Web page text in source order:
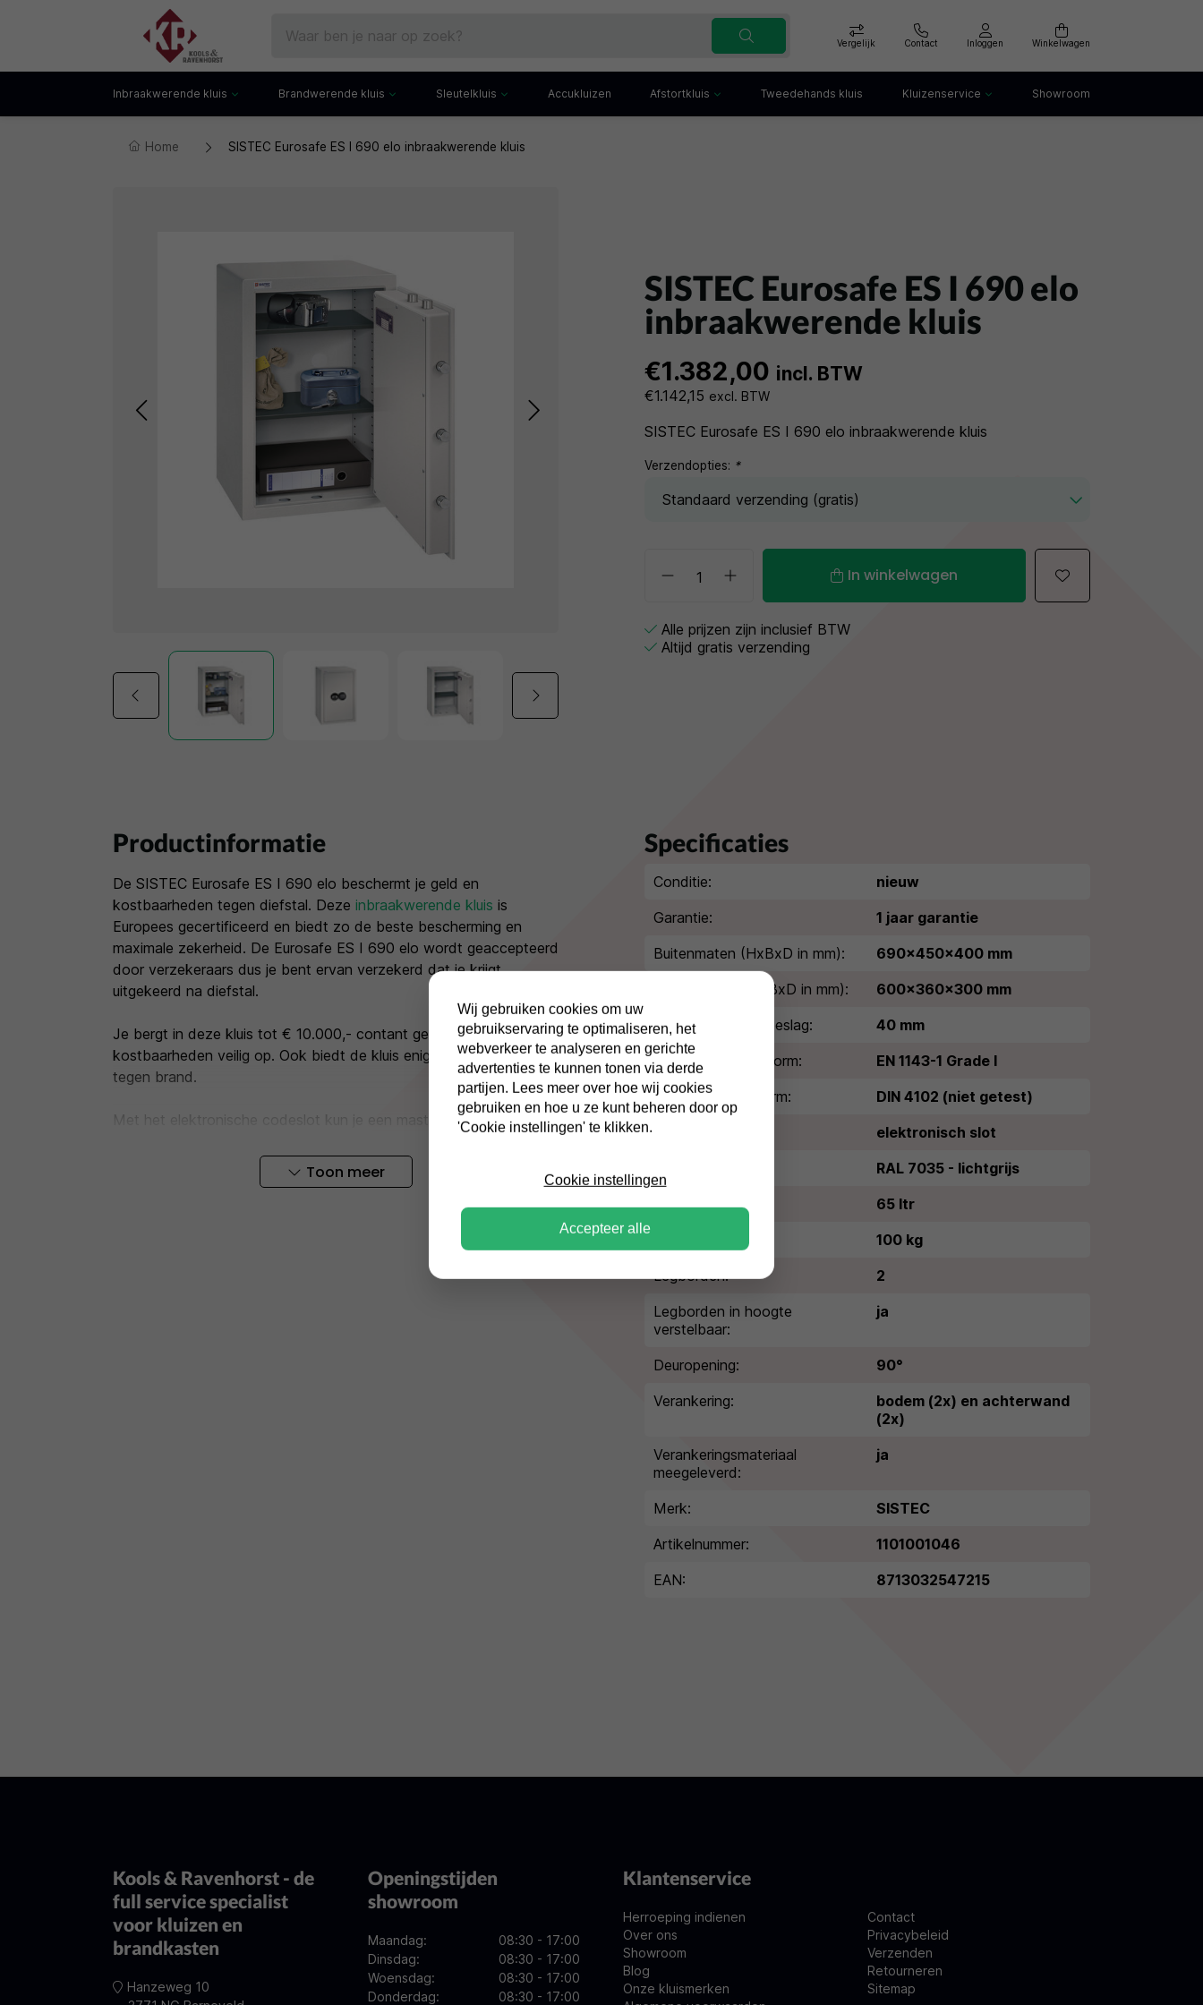
Vergelijk Contact Inloggen Winkelwagen
Inbraakwerende kluis
Gecertificeerde kluis
Brandwerende kluis
Documentenkluis
Sleutelkluis
Inbraakwerende sleutelkluis
Accukluizen Afstortkluis Tweedehands kluis Kluizenservice Showroom
Home SISTEC Eurosafe ES I 690 elo inbraakwerende kluis
SISTEC Eurosafe ES I 690 elo
inbraakwerende kluis
€1.382,00 incl. BTW
€1.142,15 excl. BTW
SISTEC Eurosafe ES I 690 elo inbraakwerende kluis
Verzendopties: *
In winkelwagen
Alle prijzen zijn inclusief BTW
Altijd gratis verzending
Productinformatie
De SISTEC Eurosafe ES I 690 elo beschermt je geld en
kostbaarheden tegen diefstal. Deze inbraakwerende kluis is
Europees gecertificeerd en biedt zo de beste bescherming en
maximale zekerheid. De Eurosafe ES I 690 elo wordt geaccepteerd
door verzekeraars dus je bent ervan verzekerd dat je krijgt
uitgekeerd na diefstal.
Je bergt in deze kluis tot € 10.000,- contant geld of € 20.000,-
kostbaarheden veilig op. Ook biedt de kluis enige bescherming
tegen brand.
Met het elektronische codeslot kun je een mastercode en
Heb je de kluis liever met een sleutelslot op de deur? Kies dan de
SISTEC Eurosafe ES I 690met sleutelslot.
Toon meer
Specificaties
Conditie:
nieuw
Garantie:
1 jaar garantie
Buitenmaten (HxBxD in mm):
690x450x400 mm
Binnenmaten (HxBxD in mm):
600x360x300 mm
Extra diepte kluisbeslag:
40 mm
Inbraakwerende norm:
EN 1143-1 Grade I
Brandwerende norm:
DIN 4102 (niet getest)
elektronisch slot
RAL 7035 - lichtgrijs
Volume:
65 ltr
100 kg
Legborden:
2
Legborden in hoogte
verstelbaar:
ja
Deuropening:
90°
Verankering:
bodem (2x) en achterwand
(2x)
Verankeringsmateriaal
meegeleverd:
ja
Merk:
SISTEC
Artikelnummer:
1101001046
EAN:
8713032547215
Kools & Ravenhorst - de
full service specialist
voor kluizen en
brandkasten
Hanzeweg 10
Openingstijden
showroom
Maandag:
08:30 - 17:00
Dinsdag:
08:30 - 17:00
Woensdag:
08:30 - 17:00
Donderdag:
08:30 - 17:00
Klantenservice
Herroeping indienen
Over ons
Showroom
Blog
Onze kluismerken
Contact
Privacybeleid
Verzenden
Retourneren
Sitemap
Wij gebruiken cookies om uw
gebruikservaring te optimaliseren, het
webverkeer te analyseren en gerichte
advertenties te kunnen tonen via derde
partijen. Lees meer over hoe wij cookies
gebruiken en hoe u ze kunt beheren door op
'Cookie instellingen' te klikken.
Cookie instellingen
Accepteer alle